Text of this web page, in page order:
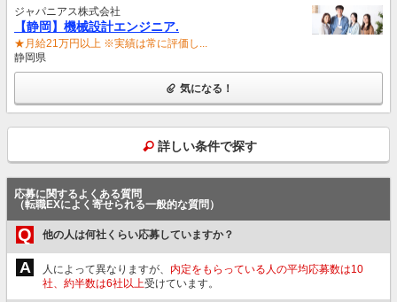
ジャパニアス株式会社
【静岡】機械設計エンジニア.
★月給21万円以上 ※実績は常に評価し...
静岡県
気になる！
詳しい条件で探す
応募に関するよくある質問
（転職EXによく寄せられる一般的な質問）
Q 他の人は何社くらい応募していますか？
A 人によって異なりますが、 内定をもらっている人の平均応募数は10
社、約半数は6社以上受けています。